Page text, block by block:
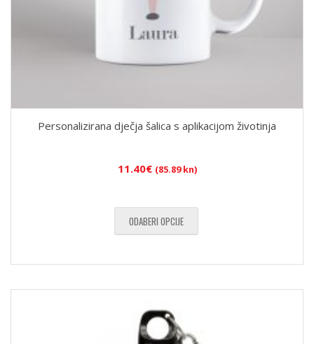
Personalizirana dječja šalica s aplikacijom životinja
11.40€ (85.89 kn)
ODABERI OPCIJE